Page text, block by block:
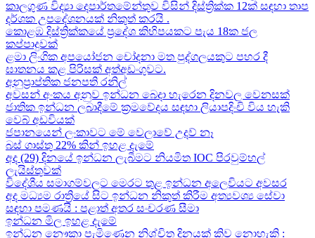
කාලගුණ විද්‍යා දෙපාර්තමේන්තුව විසින් දිස්ත්‍රික්ක 12ක් සඳහා තාප
දර්ශක උපදේශනයක් නිකුත් කරයි .
කොළඹ දිස්ත්‍රික්කයේ ප්‍රදේශ කිහිපයකට පැය 18ක ජල
කප්පාදුවක්
ළමා ලිංගික අපයෝජන චෝදනා මත පුද්ගලයකුට පහර දී
ඝාතනය කළ පිරිසක් අත්අඩංගුවට.
අනුප්‍රාප්තික ජනපති රනිල්
අවසන් අංකය අනුව ඉන්ධන බෙදා හැරෙන දිනවල වෙනසක්
ජාතික ඉන්ධන ලබාදීමේ ක්‍රමවේදය සඳහා ලියාපදිංචි විය හැකි
වෙබ් අඩවියක්
ජපානයෙන් ලංකාවට මේ වෙලාවේ උදව් නෑ
බස් ගාස්තු 22% කින් ඉහළ දැමේ
අද (29) දිනයේ ඉන්ධන ලැබීමට නියමිත IOC පිරවුම්හල්
ලැයිස්තුවක්
විදේශීය සමාගම්වලට මෙරට තුළ ඉන්ධන අලෙවියට අවසර
අද මධ්‍යම රාත්‍රියේ සිට ඉන්ධන නිකුත් කිරීම අත්‍යවශ්‍ය සේවා
සඳහා පමණයි : පළාත් අතර සංචරණ සීමා
ඉන්ධන මිල ඉහළ දැමේ
ඉන්ධන නෞකා පැමිණෙන නිශ්චිත දිනයක් කිව නොහැකි :